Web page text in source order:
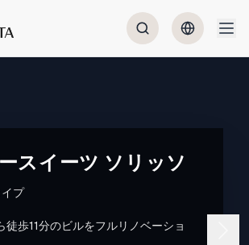
スイーツ ソリッソ
プ
徒歩11分のビルをフルリノベーショ